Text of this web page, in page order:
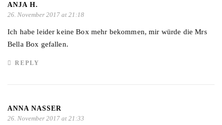
ANJA H.
26. November 2017 at 21:18
Ich habe leider keine Box mehr bekommen, mir würde die Mrs
Bella Box gefallen.
REPLY
ANNA NASSER
26. November 2017 at 21:33